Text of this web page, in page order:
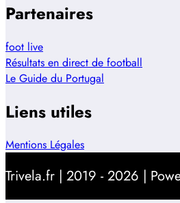
Partenaires
foot live
Résultats en direct de football
Le Guide du Portugal
Liens utiles
Mentions Légales
Trivela.fr | 2019 - 2026 |